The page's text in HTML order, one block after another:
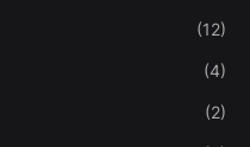
(12)
(4)
(2)